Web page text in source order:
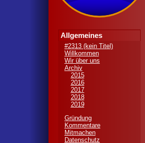
Allgemeines
#2313 (kein Titel)
Willkommen
Wir über uns
Archiv
2015
2016
2017
2018
2019
Gründung
Kommentare
Mitmachen
Datenschutz